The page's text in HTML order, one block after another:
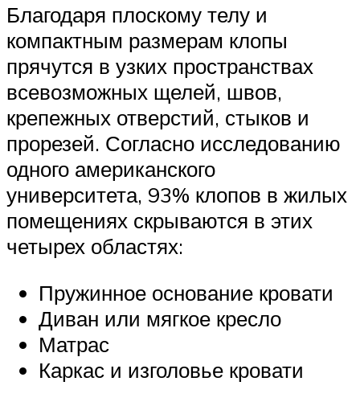
Благодаря плоскому телу и
компактным размерам клопы
прячутся в узких пространствах
всевозможных щелей, швов,
крепежных отверстий, стыков и
прорезей. Согласно исследованию
одного американского
университета, 93% клопов в жилых
помещениях скрываются в этих
четырех областях:
Пружинное основание кровати
Диван или мягкое кресло
Матрас
Каркас и изголовье кровати